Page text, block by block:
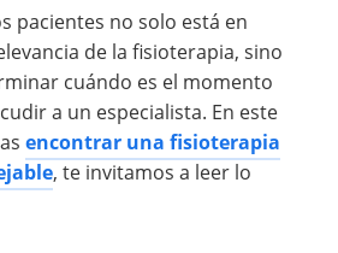
pacientes no solo está en
de la fisioterapia, sino
cuándo es el momento
a un especialista. En este
encontrar una fisioterapia
, te invitamos a leer lo